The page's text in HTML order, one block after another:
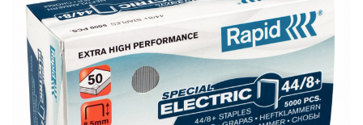
Bloc Notes-uri spiralizate
Etichete
Plicuri personalizate
Plicuri
Tipizate